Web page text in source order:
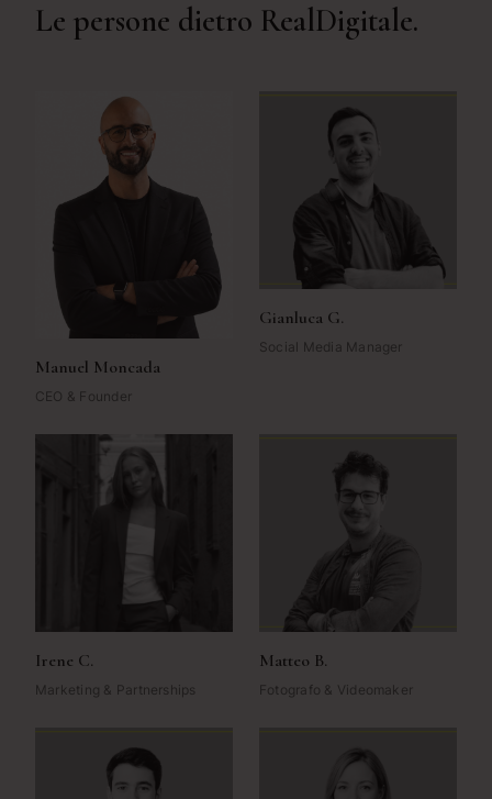
Le persone dietro RealDigitale.
Manuel Moncada
CEO & Founder
Gianluca G.
Social Media Manager
Irene C.
Marketing & Partnerships
Matteo B.
Fotografo & Videomaker